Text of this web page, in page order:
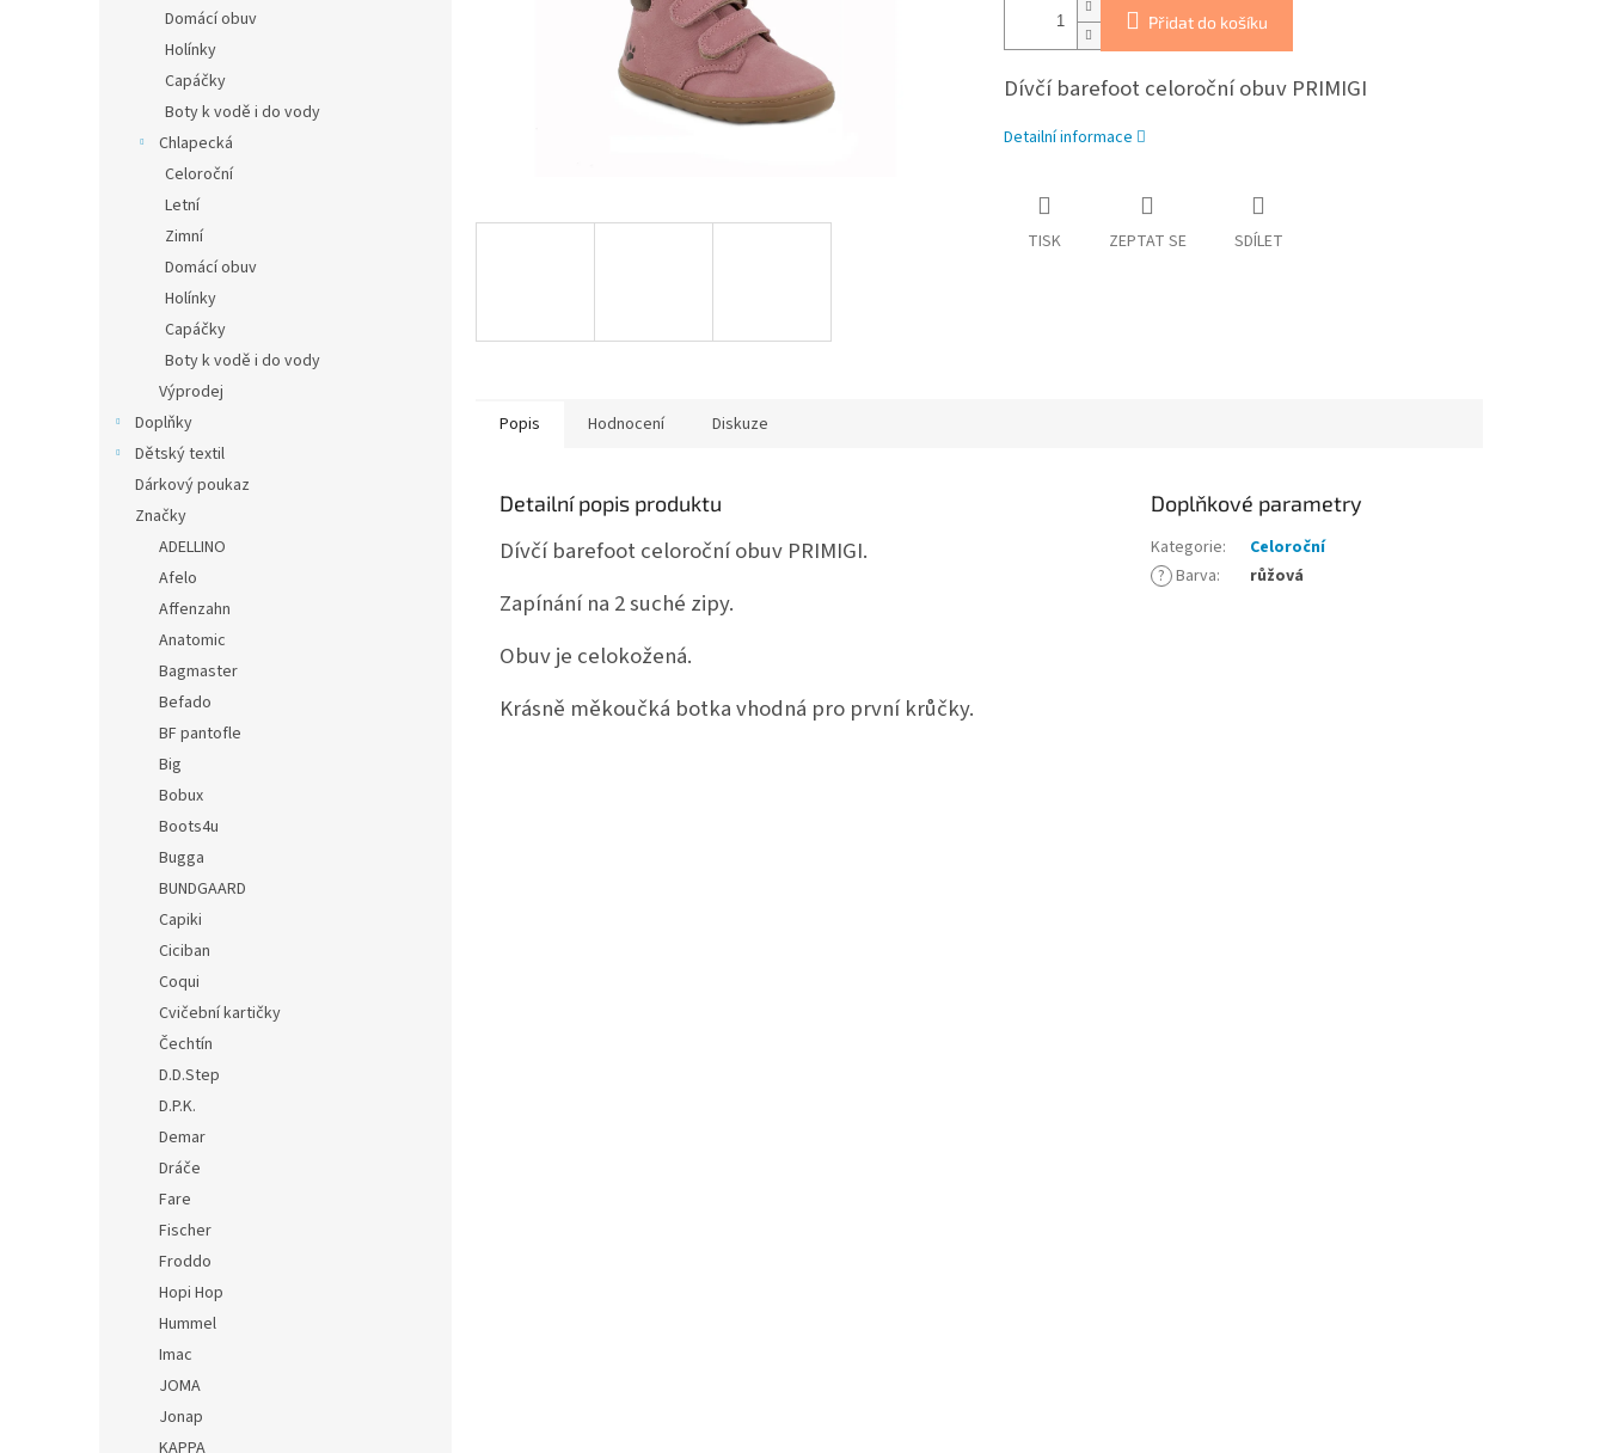
Domácí obuv
Holínky
Capáčky
Boty k vodě i do vody
Chlapecká
Celoroční
Letní
Zimní
Domácí obuv
Holínky
Capáčky
Boty k vodě i do vody
Výprodej
Doplňky
Dětský textil
Dárkový poukaz
Značky
ADELLINO
Afelo
Affenzahn
Anatomic
Bagmaster
Befado
BF pantofle
Big
Bobux
Boots4u
Bugga
BUNDGAARD
Capiki
Ciciban
Coqui
Cvičební kartičky
Čechtín
D.D.Step
D.P.K.
Demar
Dráče
Fare
Fischer
Froddo
Hopi Hop
Hummel
Imac
JOMA
Jonap
KAPPA
Přidat do košíku
Dívčí barefoot celoroční obuv PRIMIGI
Detailní informace
TISK ZEPTAT SE SDÍLET
Popis Hodnocení Diskuze
Detailní popis produktu
Dívčí barefoot celoroční obuv PRIMIGI.
Zapínání na 2 suché zipy.
Obuv je celokožená.
Krásně měkoučká botka vhodná pro první krůčky.
Doplňkové parametry
Kategorie:
Celoroční
? Barva: růžová